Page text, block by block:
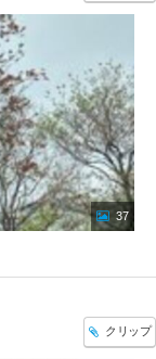
37
クリップ